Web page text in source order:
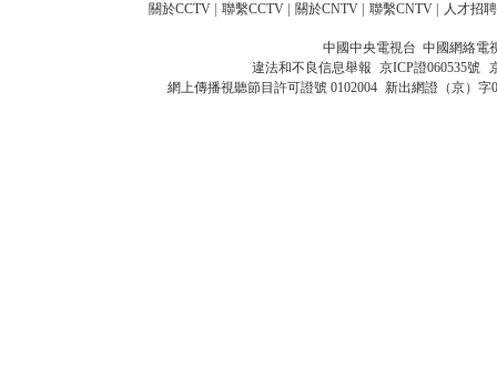
關於CCTV 聯繫CCTV 關於CNTV 聯繫CNTV 人才招聘
中國中央電視台 中國網絡電
違法和不良信息舉報 京ICP證060535號
網上傳播視聽節目許可證號 0102004 新出網證（京）